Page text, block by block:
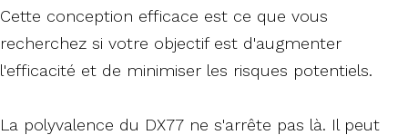
Cette conception efficace est ce que vous
recherchez si votre objectif est d'augmenter
l'efficacité et de minimiser les risques potentiels.
La polyvalence du DX77 ne s'arrête pas là. Il peut